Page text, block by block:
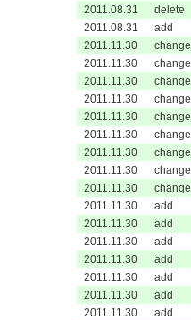
2011.08.31
delete
2011.08.31
add
2011.11.30
change
2011.11.30
change
2011.11.30
change
2011.11.30
change
2011.11.30
change
2011.11.30
change
2011.11.30
change
2011.11.30
change
2011.11.30
change
2011.11.30
add
2011.11.30
add
2011.11.30
add
2011.11.30
add
2011.11.30
add
2011.11.30
add
2011.11.30
add